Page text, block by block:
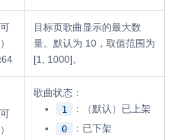
可
目标页歌曲显示的最大数
量。默认为 10，取值范围为
[1, 1000]。
可
歌曲状态：
1
：（默认）已上架
0
：已下架